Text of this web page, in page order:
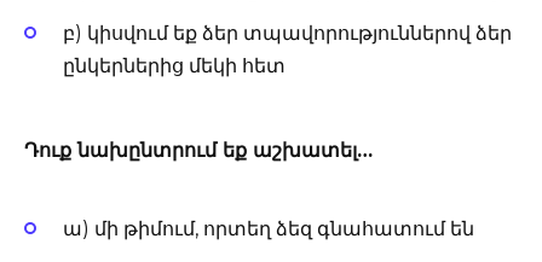
բ) կիսվում եք ձեր տպավորություններով ձեր
ընկերներից մեկի հետ
Դուք նախընտրում եք աշխատել…
ա) մի թիմում, որտեղ ձեզ գնահատում են